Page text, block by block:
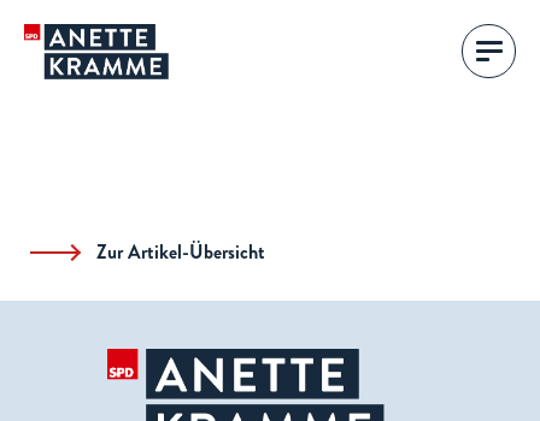
Zur Artikel-Übersicht